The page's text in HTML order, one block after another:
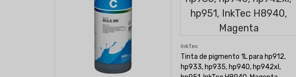
InkTec
Tinta de pigmento 1L para hp912,
hp933, hp935, hp940, hp942xl,